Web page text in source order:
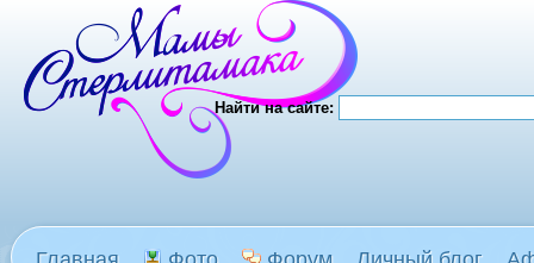
Найти на сайте: